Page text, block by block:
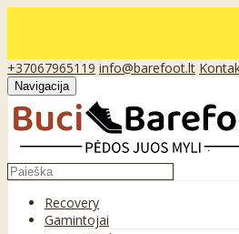
+37067965119 info@barefoot.lt
Navigacija
Recovery
Gamintojai